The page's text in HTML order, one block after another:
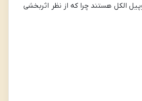
الکل هستند چرا که از نظر اثربخشی